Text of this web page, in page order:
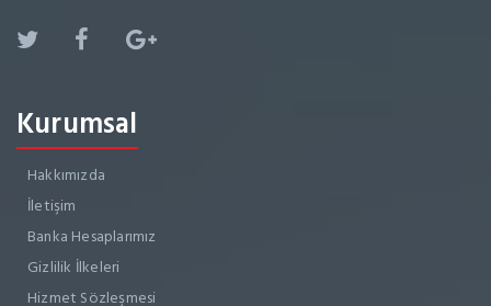
Kurumsal
Hakkımızda
İletişim
Banka Hesaplarımız
Gizlilik İlkeleri
Hizmet Sözleşmesi